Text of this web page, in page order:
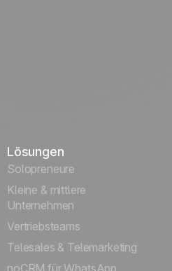
Lösungen
Solopreneure
Kleine & mittlere
Unternehmen
Vertriebsteams
Telesales & Telemarketing